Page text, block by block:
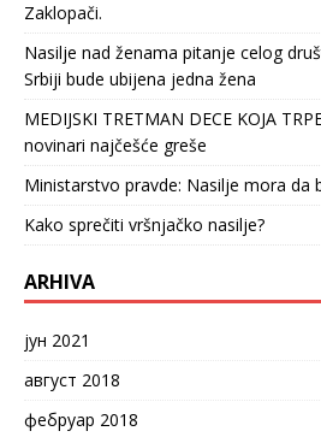
Zaklopači.
Nasilje nad ženama pitanje celog
Srbiji bude ubijena jedna žena
MEDIJSKI TRETMAN DECE KOJA
novinari najčešće greše
Ministarstvo pravde: Nasilje mora da
Kako sprečiti vršnjačko nasilje?
ARHIVA
јун 2021
август 2018
фебруар 2018